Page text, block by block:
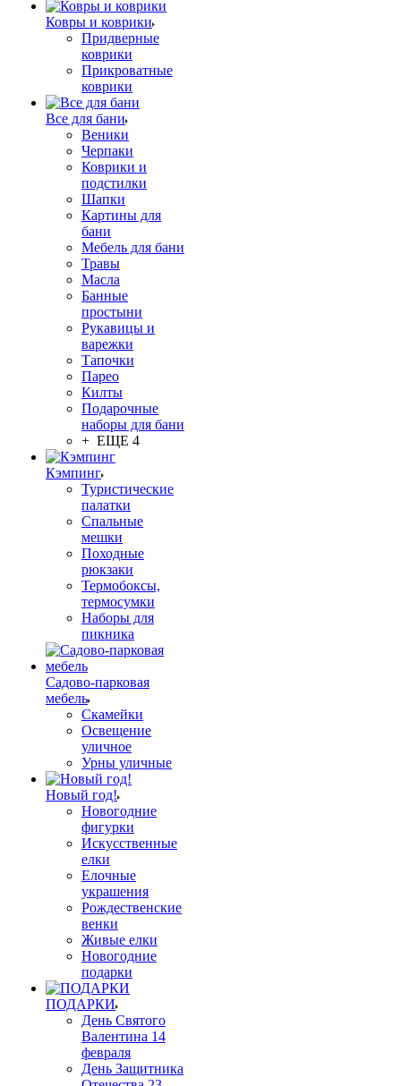
Ковры и коврики
Придверные
коврики
Прикроватные
коврики
Все для бани
Веники
Черпаки
Коврики и
подстилки
Шапки
Картины для
бани
Мебель для бани
Травы
Масла
Банные
простыни
Рукавицы и
варежки
Тапочки
Парео
Килты
Подарочные
наборы для бани
+ ЕЩЕ 4
Кэмпинг
Туристические
палатки
Спальные
мешки
Походные
рюкзаки
Термобоксы,
термосумки
Наборы для
пикника
Садово-парковая
мебель
Скамейки
Освещение
уличное
Урны уличные
Новый год!
Новогодние
фигурки
Искусственные
елки
Елочные
украшения
Рождественские
венки
Живые елки
Новогодние
подарки
ПОДАРКИ
День Святого
Валентина 14
февраля
День Защитника